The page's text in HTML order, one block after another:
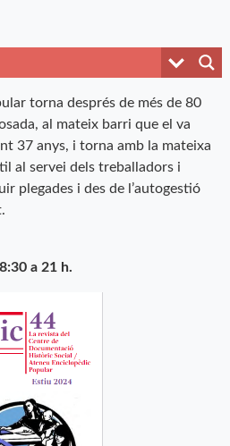
torna després de més de 80
al mateix barri que el va
37 anys, i torna amb la mateixa
al servei dels treballadors i
plegades i des de l’autogestió
a 21 h.